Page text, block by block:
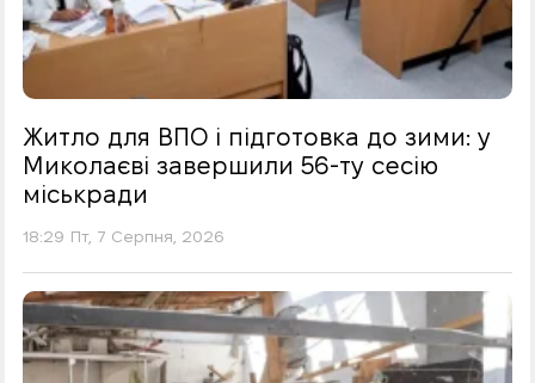
Житло для ВПО і підготовка до зими: у
Миколаєві завершили 56-ту сесію
міськради
18:29 Пт, 7 Серпня, 2026